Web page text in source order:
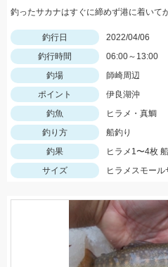
釣行日
2022/04/06
釣行時間
06:00～13:00
釣場
師崎周辺
ポイント
伊良湖沖
釣魚
ヒラメ・真鯛
釣り方
船釣り
釣果
ヒラメ1〜4枚
サイズ
ヒラメスモー